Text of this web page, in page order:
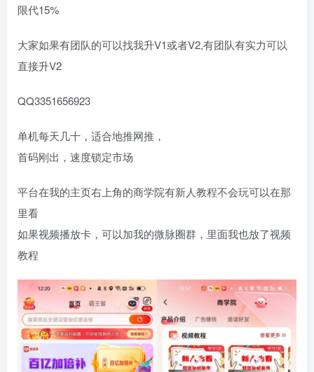
限代15%
大家如果有团队的可以找我升V1或者V2,有团队有实力可以
直接升V2
QQ3351656923
单机每天几十，适合地推网推，
首码刚出，速度锁定市场
平台在我的主页右上角的商学院有新人教程不会玩可以在那
里看
如果视频播放卡，可以加我的微脉圈群，里面我也放了视频
教程